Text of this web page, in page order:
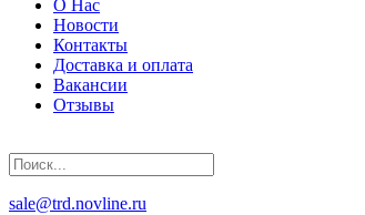
О Нас
Новости
Контакты
Доставка и оплата
Вакансии
Отзывы
sale@trd.novline.ru